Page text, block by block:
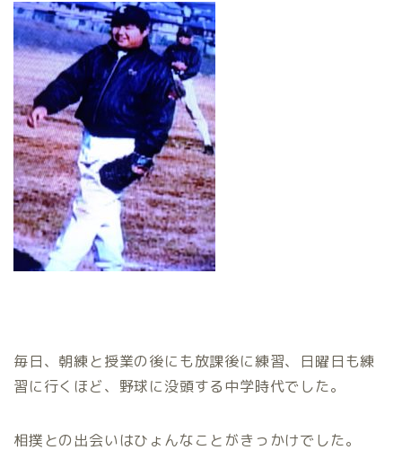
毎日、朝練と授業の後にも放課後に練習、日曜日も練
習に行くほど、野球に没頭する中学時代でした。
相撲との出会いはひょんなことがきっかけでした。